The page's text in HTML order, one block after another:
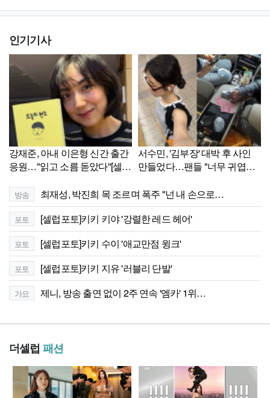
인기기사
강재준, 아내 이은형 신간 출간
응원…"읽고 소름 돋았다"[셀럽
서수민, '김부장' 대박 후 사인
만들었다…팬들 "너무 귀엽다"
방송 최재성, 박진희 목 조르며 폭주 "넌 내 손으로…
포토 [셀럽포토]키키 키야 '강렬한 레드 헤어'
포토 [셀럽포토]키키 수이 '애교만점 윙크'
포토 [셀럽포토]키키 지유 '러블리 단발'
가요 제니, 방송 출연 없이 2주 연속 '엠카' 1위…
더셀럽 패션